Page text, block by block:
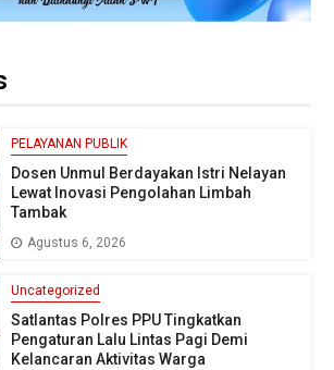
PELAYANAN PUBLIK
Dosen Unmul Berdayakan Istri Nelayan
Lewat Inovasi Pengolahan Limbah
Tambak
Agustus 6, 2026
Uncategorized
Satlantas Polres PPU Tingkatkan
Pengaturan Lalu Lintas Pagi Demi
Kelancaran Aktivitas Warga